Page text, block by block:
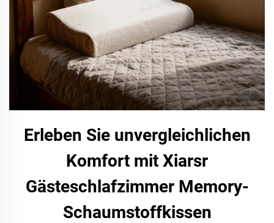
Erleben Sie unvergleichlichen
Komfort mit Xiarsr
Gästeschlafzimmer Memory-
Schaumstoffkissen